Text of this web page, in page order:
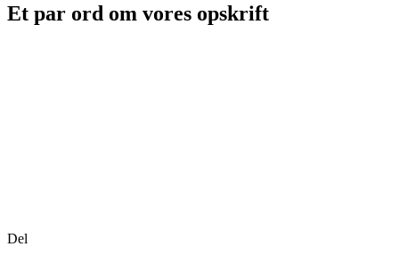
Et par ord om vores opskrift
Del